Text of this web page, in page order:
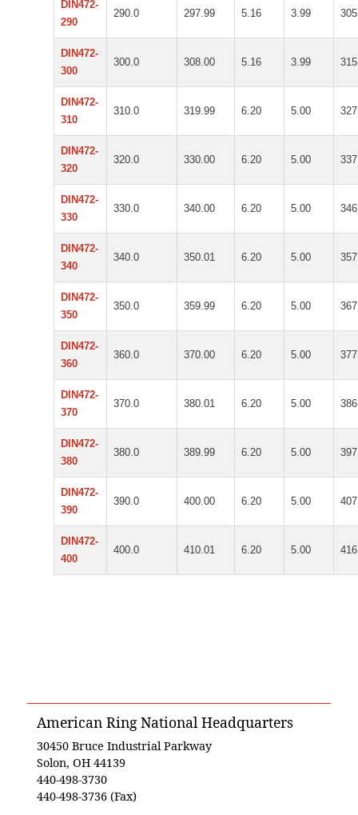
DIN472-
290
290.0 297.99 5.16 3.99
DIN472-
300
300.0 308.00 5.16 3.99
DIN472-
310
310.0 319.99 6.20 5.00
DIN472-
320
320.0 330.00 6.20 5.00
DIN472-
330
330.0 340.00 6.20 5.00
DIN472-
340
340.0 350.01 6.20 5.00
DIN472-
350
350.0 359.99 6.20 5.00
DIN472-
360
360.0 370.00 6.20 5.00
DIN472-
370
370.0 380.01 6.20 5.00
DIN472-
380
380.0 389.99 6.20 5.00
DIN472-
390
390.0 400.00 6.20 5.00
DIN472-
400
400.0 410.01 6.20 5.00
American Ring National Headquarters
30450 Bruce Industrial Parkway
Solon, OH 44139
440-498-3730
440-498-3736 (Fax)